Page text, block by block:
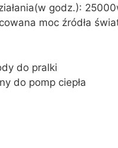
godz.):
moc źródła
do pralki
do pomp ciepła